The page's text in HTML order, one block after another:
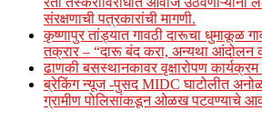
संरक्षणाची पत्रकारांची मागणी.
कृष्णापुर तांड्यात गावठी दारूचा धुमाकूळ
तक्रार – “दारू बंद करा, अन्यथा
ढाणकी बसस्थानकावर वृक्षारोपण
ब्रेकिंग न्यूज -पुसद MIDC घाटोलीत
ग्रामीण पोलिसांकडून ओळख पटवण्याचे